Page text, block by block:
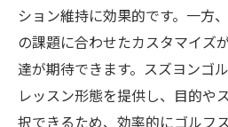
ション維持に効果的です。一方
の課題に合わせたカスタマイズ
達が期待できます。スズヨンゴ
レッスン形態を提供し、目的や
択できるため、効率的にゴルフ